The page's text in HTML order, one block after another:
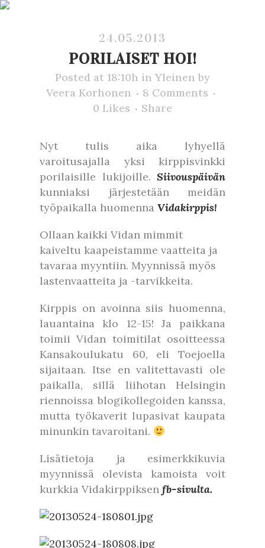
24.05.2013
PORILAISET HOI!
Posted at 18:10h in Yleinen by
Veera Korhonen
8 Comments
0 Likes Share
Nyt tulis aika lyhyellä
varoitusajalla yksi kirppisvinkki
porilaisille lukijoille. Siivouspäivän
kunniaksi järjestetään meidän
työpaikalla huomenna Vidakirppis!
Ollaan kaikki Vidan mimmit
kaiveltu kaapeistamme vaatteita ja
tavaraa myyntiin. Myynnissä myös
lastenvaatteita ja -tarvikkeita.
Kirppis on avoinna siis huomenna,
lauantaina klo 12-15! Ja paikkana
toimii Vidan toimitilat osoitteessa
Kansakoulukatu 60, eli Toejoella
sijaitaan. Itse en valitettavasti ole
paikalla, sillä liihotan Helsingin
riennoissa blogikollegoiden kanssa,
mutta työkaverit lupasivat kaupata
minunkin tavaroitani.
Lisätietoja ja esimerkkikuvia
myynnissä olevista kamoista voit
kurkkia Vidakirppiksen fb-sivulta.